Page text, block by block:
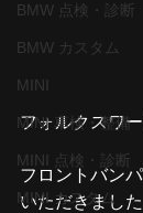
BMW 点検・診断
BMW カスタム
MINI
MINI 車検・整備
MINI 点検・診断
MINI カスタム
フォルクスワ
フロントバン
いただきました